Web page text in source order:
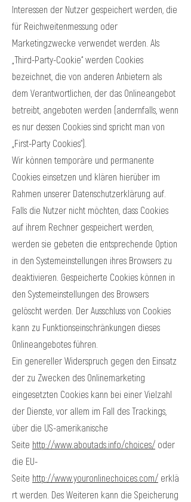
Interessen der Nutzer gespeichert werden, die
für Reichweitenmessung oder
Marketingzwecke verwendet werden. Als
„Third-Party-Cookie“ werden Cookies
bezeichnet, die von anderen Anbietern als
dem Verantwortlichen, der das Onlineangebot
betreibt, angeboten werden (andernfalls, wenn
es nur dessen Cookies sind spricht man von
„First-Party Cookies“).
Wir können temporäre und permanente
Cookies einsetzen und klären hierüber im
Rahmen unserer Datenschutzerklärung auf.
Falls die Nutzer nicht möchten, dass Cookies
auf ihrem Rechner gespeichert werden,
werden sie gebeten die entsprechende Option
in den Systemeinstellungen ihres Browsers zu
deaktivieren. Gespeicherte Cookies können in
den Systemeinstellungen des Browsers
gelöscht werden. Der Ausschluss von Cookies
kann zu Funktionseinschränkungen dieses
Onlineangebotes führen.
Ein genereller Widerspruch gegen den Einsatz
der zu Zwecken des Onlinemarketing
eingesetzten Cookies kann bei einer Vielzahl
der Dienste, vor allem im Fall des Trackings,
über die US-amerikanische
Seite http://www.aboutads.info/choices/ oder
die EU-
Seite http://www.youronlinechoices.com/ erklä
rt werden. Des Weiteren kann die Speicherung